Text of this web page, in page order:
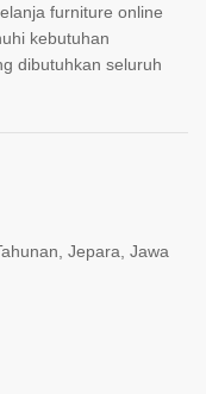
furniture online
kebutuhan
dibutuhkan seluruh
Jepara, Jawa